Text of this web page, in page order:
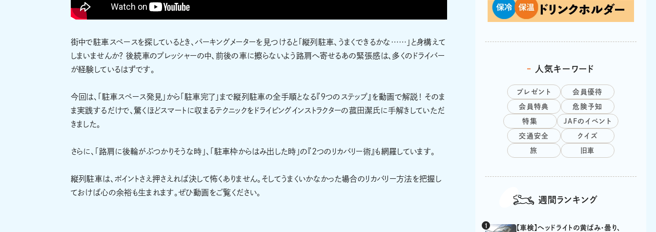
街中で駐車スペースを探しているとき、パーキングメーターを見つけると「縦列駐車、うまくできるかな……」と身構えて
しまいませんか？ 後続車のプレッシャーの中、前後の車に擦らないよう路肩へ寄せるあの緊張感は、多くのドライバー
が経験しているはずです。
今回は、「駐車スペース発見」から「駐車完了」まで縦列駐車の全手順となる『9つのステップ』を動画で解説！ そのま
ま実践するだけで、驚くほどスマートに収まるテクニックをドライビングインストラクターの菰田潔氏に手解きしていただ
きました。
さらに、「路肩に後輪がぶつかりそうな時」、「駐車枠からはみ出した時」の『2つのリカバリー術』も網羅しています。
縦列駐車は、ポイントさえ押さえれば決して怖くありません。そしてうまくいかなかった場合のリカバリー方法を把握し
ておけば心の余裕も生まれます。ぜひ動画をご覧ください。
人気キーワード
プレゼント 会員優待
会員特典 危険予知
特集 JAFのイベント
交通安全 クイズ
旅 旧車
週間ランキング
【車検】ヘッドライトの黄ばみ・曇り、